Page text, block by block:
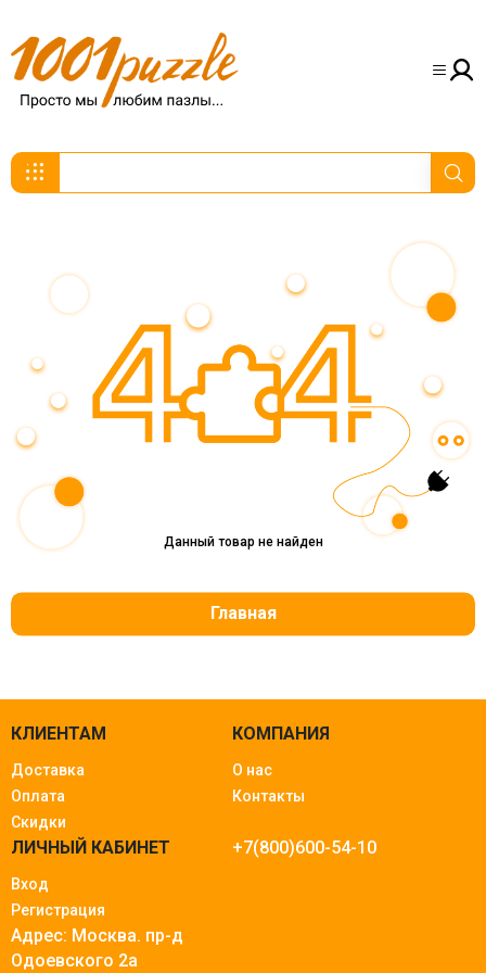
Данный товар не найден
Главная
КЛИЕНТАМ
Доставка
Оплата
Скидки
КОМПАНИЯ
О нас
Контакты
ЛИЧНЫЙ КАБИНЕТ
Вход
Регистрация
+7(800)600-54-10
Адрес: Москва. пр-д
Одоевского 2а